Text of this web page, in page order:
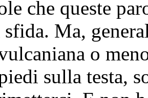
che queste
sfida. Ma,
o
sulla testa,